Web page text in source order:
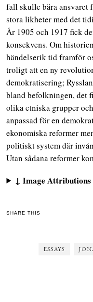
fall skulle bära ansvaret
stora likheter med det
År 1905 och 1917 fick
konsekvens. Om
händelserik tid framför
troligt att en ny
demokratisering;
bland befolkningen, det
olika etniska grupper
anpassad för en
ekonomiska reformer
politiskt system där
Utan sådana reformer
↓ Image Attributions
SHARE THIS
ESSAYS